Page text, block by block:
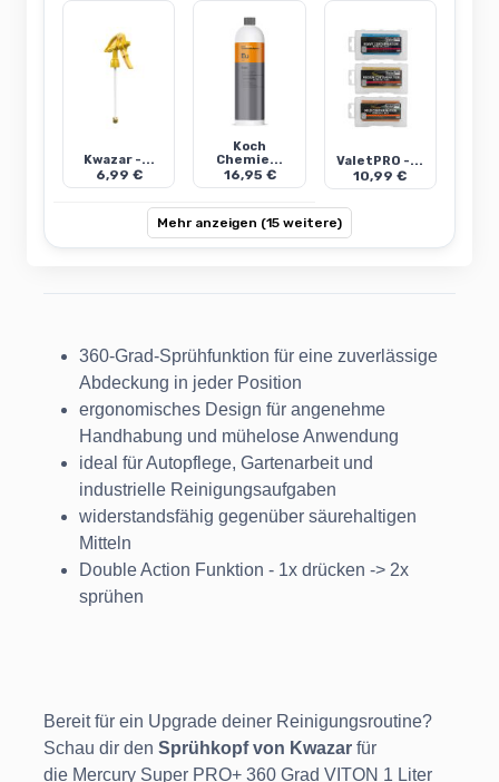
Kwazar -...
6,99 €
Koch
Chemie...
16,95 €
ValetPRO -...
10,99 €
Mehr anzeigen (15 weitere)
360-Grad-Sprühfunktion für eine zuverlässige
Abdeckung in jeder Position
ergonomisches Design für angenehme
Handhabung und mühelose Anwendung
ideal für Autopflege, Gartenarbeit und
industrielle Reinigungsaufgaben
widerstandsfähig gegenüber säurehaltigen
Mitteln
Double Action Funktion - 1x drücken -> 2x
sprühen
Bereit für ein Upgrade deiner Reinigungsroutine?
Schau dir den Sprühkopf von Kwazar für
die Mercury Super PRO+ 360 Grad VITON 1 Liter